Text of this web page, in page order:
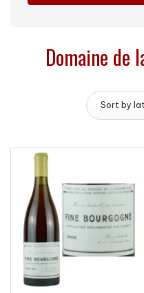
Domaine de